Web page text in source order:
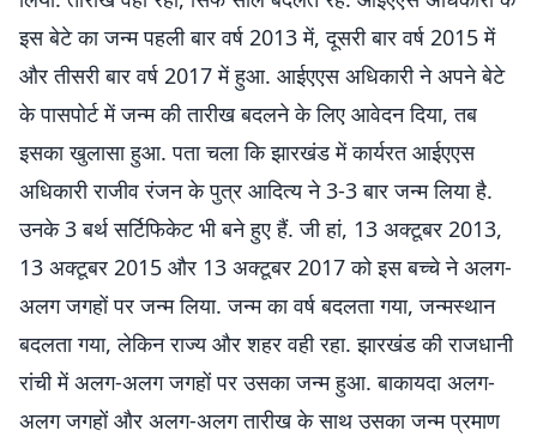
इस बेटे का जन्म पहली बार वर्ष 2013 में, दूसरी बार वर्ष 2015 में
और तीसरी बार वर्ष 2017 में हुआ. आईएएस अधिकारी ने अपने बेटे
के पासपोर्ट में जन्म की तारीख बदलने के लिए आवेदन दिया, तब
इसका खुलासा हुआ. पता चला कि झारखंड में कार्यरत आईएएस
अधिकारी राजीव रंजन के पुत्र आदित्य ने 3-3 बार जन्म लिया है.
उनके 3 बर्थ सर्टिफिकेट भी बने हुए हैं. जी हां, 13 अक्टूबर 2013,
13 अक्टूबर 2015 और 13 अक्टूबर 2017 को इस बच्चे ने अलग-
अलग जगहों पर जन्म लिया. जन्म का वर्ष बदलता गया, जन्मस्थान
बदलता गया, लेकिन राज्य और शहर वही रहा. झारखंड की राजधानी
रांची में अलग-अलग जगहों पर उसका जन्म हुआ. बाकायदा अलग-
अलग जगहों और अलग-अलग तारीख के साथ उसका जन्म प्रमाण